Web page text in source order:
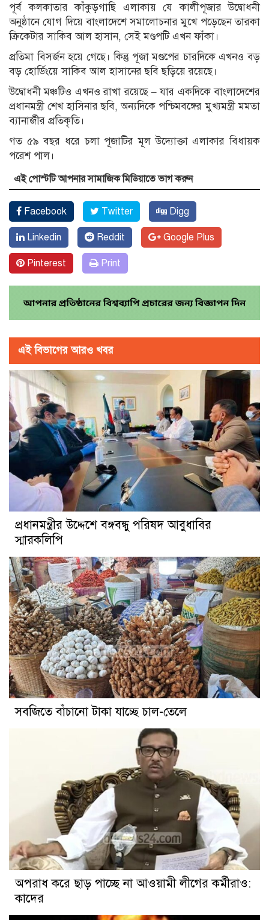
পূর্ব কলকাতার কাঁকুড়গাছি এলাকায় যে কালীপূজার উদ্বোধনী
অনুষ্ঠানে যোগ দিয়ে বাংলাদেশে সমালোচনার মুখে পড়েছেন তারকা
ক্রিকেটার সাকিব আল হাসান, সেই মণ্ডপটি এখন ফাঁকা।
প্রতিমা বিসর্জন হয়ে গেছে। কিন্তু পূজা মণ্ডপের চারদিকে এখনও বড়
বড় হোর্ডিংয়ে সাকিব আল হাসানের ছবি ছড়িয়ে রয়েছে।
উদ্বোধনী মঞ্চটিও এখনও রাখা রয়েছে – যার একদিকে বাংলাদেশের
প্রধানমন্ত্রী শেখ হাসিনার ছবি, অন্যদিকে পশ্চিমবঙ্গের মুখ্যমন্ত্রী মমতা
ব্যানার্জীর প্রতিকৃতি।
গত ৫৯ বছর ধরে চলা পূজাটির মূল উদ্যোক্তা এলাকার বিধায়ক
পরেশ পাল।
এই পোস্টটি আপনার সামাজিক মিডিয়াতে ভাগ করুন
Facebook Twitter Digg
Linkedin Reddit Google Plus
Pinterest Print
এই বিভাগের আরও খবর
প্রধানমন্ত্রীর উদ্দেশে বঙ্গবন্ধু পরিষদ আবুধাবির
স্মারকলিপি
সবজিতে বাঁচানো টাকা যাচ্ছে চাল-তেলে
অপরাধ করে ছাড় পাচ্ছে না আওয়ামী লীগের কর্মীরাও:
কাদের